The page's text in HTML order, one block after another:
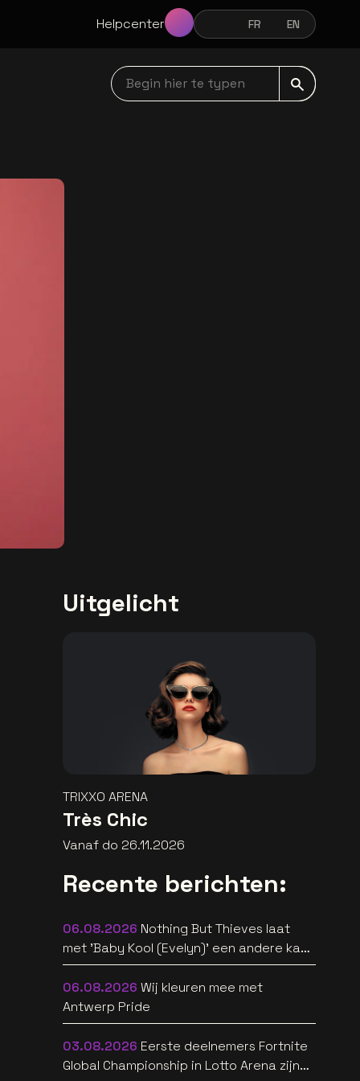
Helpcenter NEDERLANDSFRANÇAIS
FR ENGLISH
EN
Begin hier te typen navbar
Uitgelicht
TRIXXO ARENA
Très Chic
Vanaf do 26.11.2026
Recente berichten:
06.08.2026 Nothing But Thieves laat
met 'Baby Kool (Evelyn)' een andere kant
van zich horen [video]
06.08.2026 Wij kleuren mee met
Antwerp Pride
03.08.2026 Eerste deelnemers Fortnite
Global Championship in Lotto Arena zijn